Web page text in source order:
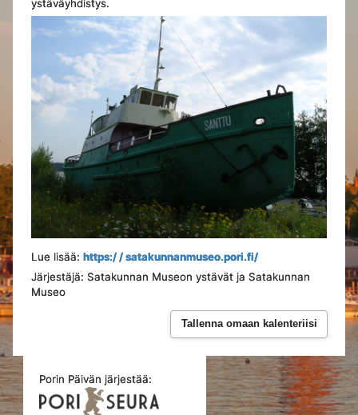
ystäväyhdistys.
Lue lisää: https:/ / satakunnanmuseo.pori.fi/
Järjestäjä: Satakunnan Museon ystävät ja Satakunnan
Museo
Tallenna omaan kalenteriisi
Porin Päivän järjestää: